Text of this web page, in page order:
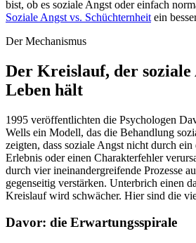
bist, ob es soziale Angst oder einfach
Soziale Angst vs. Schüchternheit ein
Der Mechanismus
Der Kreislauf, der soziale
Leben hält
1995 veröffentlichten die Psychologen
Wells ein Modell, das die Behandlung
zeigten, dass soziale Angst nicht durch ein
Erlebnis oder einen Charakterfehler
durch vier ineinandergreifende Prozesse
gegenseitig verstärken. Unterbrich einen
Kreislauf wird schwächer. Hier sind die
Davor: die Erwartungsspirale